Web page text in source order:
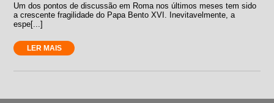
Um dos pontos de discussão em Roma nos últimos meses tem sido
a crescente fragilidade do Papa Bento XVI. Inevitavelmente, a
espe[...]
LER MAIS